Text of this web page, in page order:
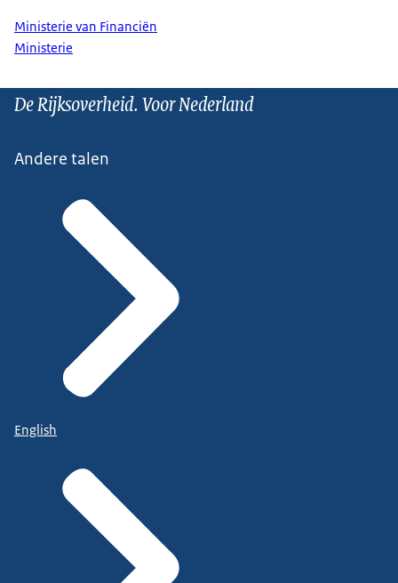
Ministerie van Financiën
Ministerie
De Rijksoverheid. Voor Nederland
Andere talen
English